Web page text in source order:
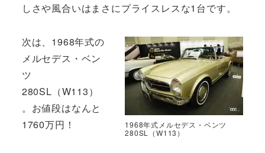
しさや風合いはまさにプライスレスな1台です。
1968年式メルセデス・ベンツ
280SL（W113）
次は、1968年式の
メルセデス・ベン
ツ
280SL（W113）
。お値段はなんと
1760万円！